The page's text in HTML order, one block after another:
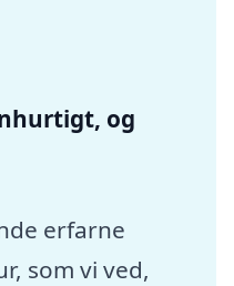
og
erfarne
som vi ved,